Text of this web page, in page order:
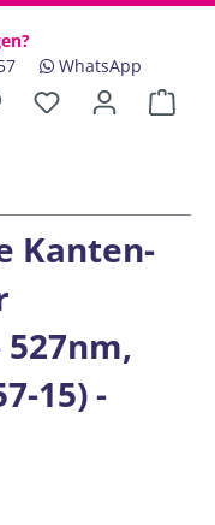
WhatsApp
Kanten-
15) -